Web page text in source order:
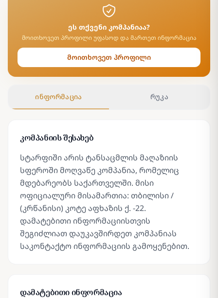
ეს თქვენი კომპანიაა?
მოითხოვეთ პროფილი უფასოდ და მართეთ ინფორმაცია
მოითხოვეთ პროფილი
ინფორმაცია რუკა
კომპანიის შესახებ
სტარფიში არის ტანსაცმლის მაღაზიის
სფეროში მოღვაწე კომპანია, რომელიც
მდებარეობს საქართველში. მისი
ოფიციალური მისამართია: თბილისი /
(კრწანისი) კოტე აფხაზის ქ. -22.
დამატებითი ინფორმაციისთვის
შეგიძლიათ დაუკავშირდეთ კომპანიას
საკონტაქტო ინფორმაციის გამოყენებით.
დამატებითი ინფორმაცია